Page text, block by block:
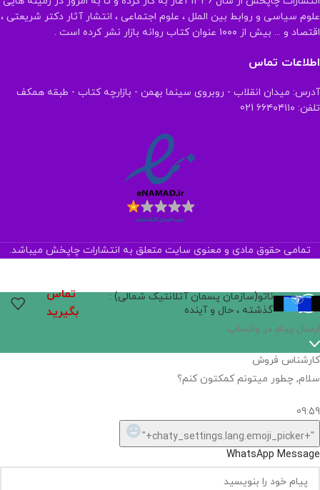
علوم سیاسی و روابط بین الملل ، علوم اجتماعی ، انتشار آثار دکتر شریعتی ،
اقتصاد و ... بیش از ۱۰۰۰ عنوان کتاب روانه بازار نشر کرده است .
اطلاعات تماس
آدرس: میدان انقلاب - روبروی سینما بهمن - بازارچه کتاب - طبقه همکف
تلفن: ۶۶۴۰۴۱۱۰ 021
تمامی حقوق مادی و معنوی سایت متعلق به انتشارات چاپخش میباشد.
ناتو(سازمان پسمان آتلانتیک شمالی) :
گذشته ، حال و آینده
تماس
بگیرید
ارسال پیام در واتساپ
کارشناس فروش
سلام, چطور میتونم کمکتون کنم؟
09:59
"+chaty_settings.lang.emoji_picker+"
WhatsApp Message